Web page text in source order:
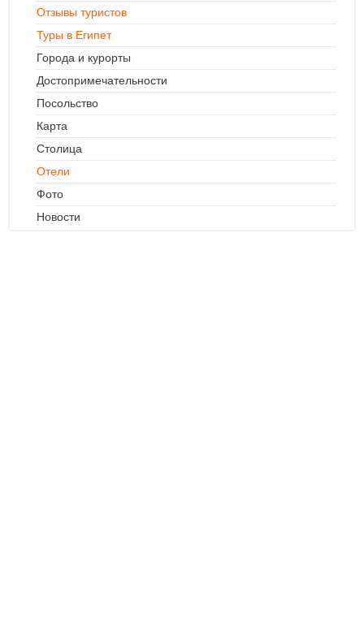
Отзывы туристов
Туры в Египет
Города и курорты
Достопримечательности
Посольство
Карта
Столица
Отели
Фото
Новости